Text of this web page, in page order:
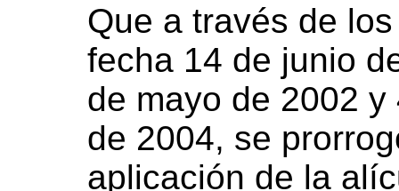
Que a través de
fecha 14 de junio
de mayo de 2002
de 2004, se
aplicación de la